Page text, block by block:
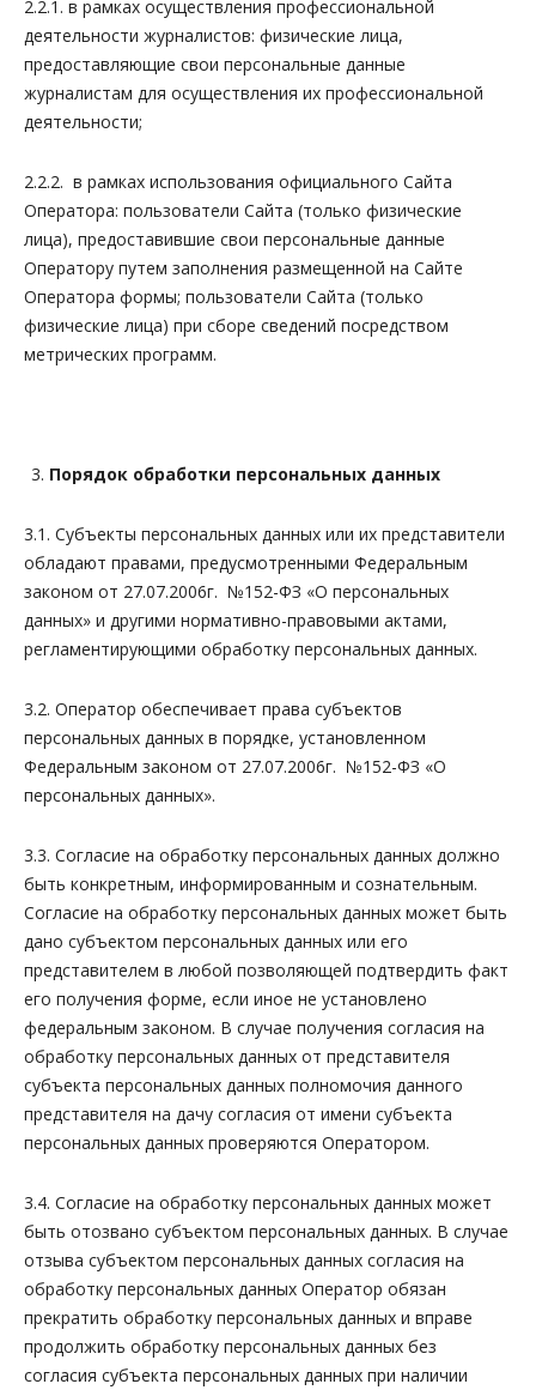
2.2.1. в рамках осуществления профессиональной
деятельности журналистов: физические лица,
предоставляющие свои персональные данные
журналистам для осуществления их профессиональной
деятельности;
2.2.2. в рамках использования официального Сайта
Оператора: пользователи Сайта (только физические
лица), предоставившие свои персональные данные
Оператору путем заполнения размещенной на Сайте
Оператора формы; пользователи Сайта (только
физические лица) при сборе сведений посредством
метрических программ.
Порядок обработки персональных данных
3.1. Субъекты персональных данных или их представители
обладают правами, предусмотренными Федеральным
законом от 27.07.2006г. №152-ФЗ «О персональных
данных» и другими нормативно-правовыми актами,
регламентирующими обработку персональных данных.
3.2. Оператор обеспечивает права субъектов
персональных данных в порядке, установленном
Федеральным законом от 27.07.2006г. №152-ФЗ «О
персональных данных».
3.3. Согласие на обработку персональных данных должно
быть конкретным, информированным и сознательным.
Согласие на обработку персональных данных может быть
дано субъектом персональных данных или его
представителем в любой позволяющей подтвердить факт
его получения форме, если иное не установлено
федеральным законом. В случае получения согласия на
обработку персональных данных от представителя
субъекта персональных данных полномочия данного
представителя на дачу согласия от имени субъекта
персональных данных проверяются Оператором.
3.4. Согласие на обработку персональных данных может
быть отозвано субъектом персональных данных. В случае
отзыва субъектом персональных данных согласия на
обработку персональных данных Оператор обязан
прекратить обработку персональных данных и вправе
продолжить обработку персональных данных без
согласия субъекта персональных данных при наличии